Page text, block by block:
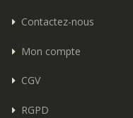
Contactez-nous
Mon compte
CGV
RGPD